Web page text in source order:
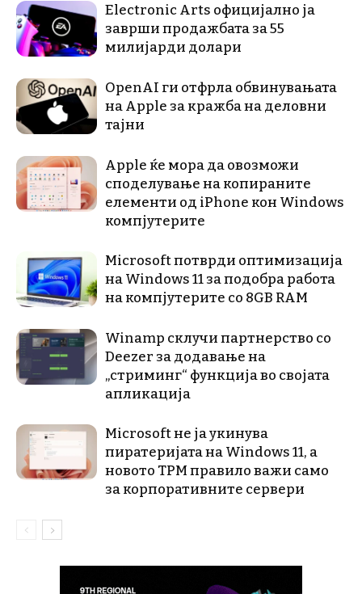
Electronic Arts официјално ја
заврши продажбата за 55
милијарди долари
OpenAI ги отфрла обвинувањата
на Apple за кражба на деловни
тајни
Apple ќе мора да овозможи
споделување на копираните
елементи од iPhone кон Windows
компјутерите
Microsoft потврди оптимизација
на Windows 11 за подобра работа
на компјутерите со 8GB RAM
Winamp склучи партнерство со
Deezer за додавање на
„стриминг“ функција во својата
апликација
Microsoft не ја укинува
пиратеријата на Windows 11, а
новото TPM правило важи само
за корпоративните сервери